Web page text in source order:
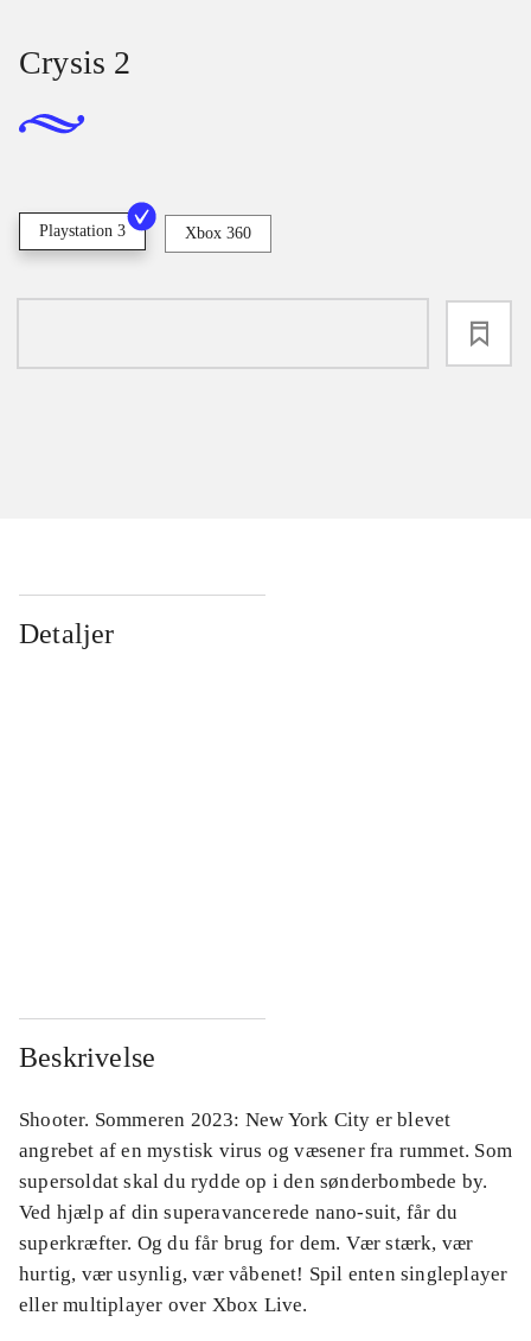
Crysis 2
Playstation 3 Xbox 360
Detaljer
Beskrivelse
Shooter. Sommeren 2023: New York City er blevet
angrebet af en mystisk virus og væsener fra rummet. Som
supersoldat skal du rydde op i den sønderbombede by.
Ved hjælp af din superavancerede nano-suit, får du
superkræfter. Og du får brug for dem. Vær stærk, vær
hurtig, vær usynlig, vær våbenet! Spil enten singleplayer
eller multiplayer over Xbox Live.